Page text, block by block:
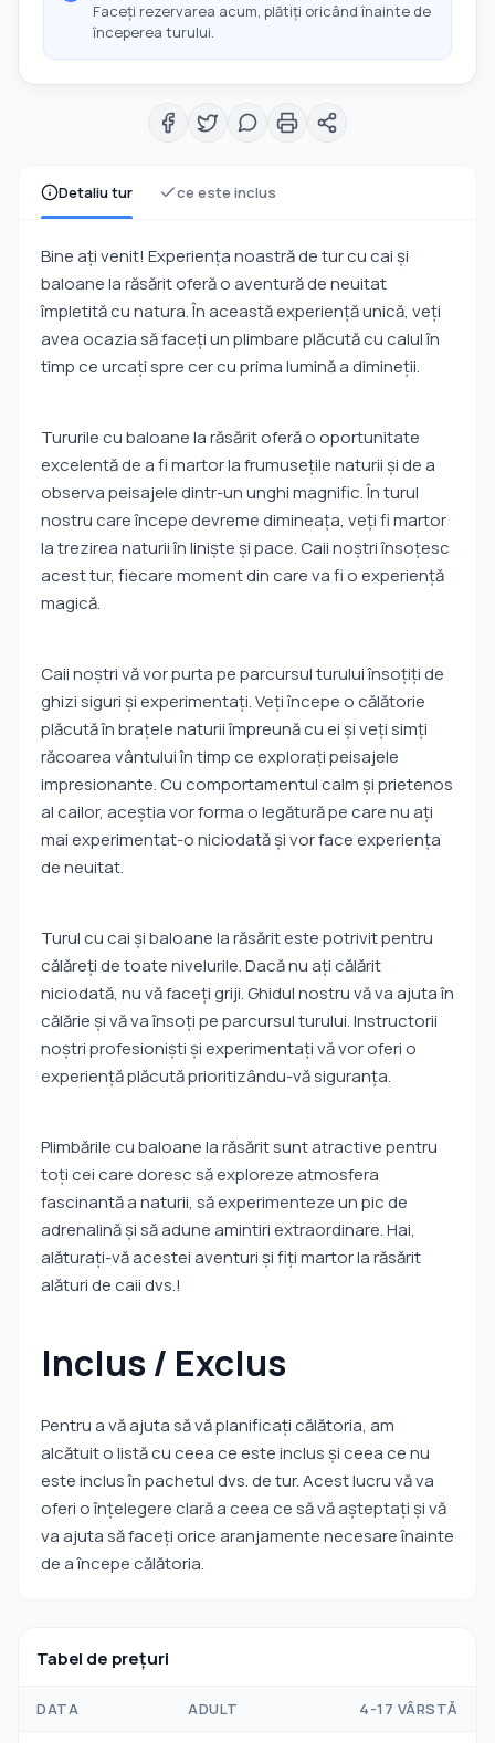
Detaliu tur ce este inclus
Bine ați venit! Experiența noastră de tur cu cai și
baloane la răsărit oferă o aventură de neuitat
împletită cu natura. În această experiență unică, veți
avea ocazia să faceți un plimbare plăcută cu calul în
timp ce urcați spre cer cu prima lumină a dimineții.
Tururile cu baloane la răsărit oferă o oportunitate
excelentă de a fi martor la frumusețile naturii și de a
observa peisajele dintr-un unghi magnific. În turul
nostru care începe devreme dimineața, veți fi martor
la trezirea naturii în liniște și pace. Caii noștri însoțesc
acest tur, fiecare moment din care va fi o experiență
magică.
Caii noștri vă vor purta pe parcursul turului însoțiți de
ghizi siguri și experimentați. Veți începe o călătorie
plăcută în brațele naturii împreună cu ei și veți simți
răcoarea vântului în timp ce explorați peisajele
impresionante. Cu comportamentul calm și prietenos
al cailor, aceștia vor forma o legătură pe care nu ați
mai experimentat-o niciodată și vor face experiența
de neuitat.
Turul cu cai și baloane la răsărit este potrivit pentru
călăreți de toate nivelurile. Dacă nu ați călărit
niciodată, nu vă faceți griji. Ghidul nostru vă va ajuta în
călărie și vă va însoți pe parcursul turului. Instructorii
noștri profesioniști și experimentați vă vor oferi o
experiență plăcută prioritizându-vă siguranța.
Plimbările cu baloane la răsărit sunt atractive pentru
toți cei care doresc să exploreze atmosfera
fascinantă a naturii, să experimenteze un pic de
adrenalină și să adune amintiri extraordinare. Hai,
alăturați-vă acestei aventuri și fiți martor la răsărit
alături de caii dvs.!
Inclus / Exclus
Pentru a vă ajuta să vă planificați călătoria, am
alcătuit o listă cu ceea ce este inclus și ceea ce nu
este inclus în pachetul dvs. de tur. Acest lucru vă va
oferi o înțelegere clară a ceea ce să vă așteptați și vă
va ajuta să faceți orice aranjamente necesare înainte
de a începe călătoria.
Tabel de prețuri
DATA ADULT 4-17 VÂRSTĂ
Faceți rezervarea acum, plătiți oricând înainte de
începerea turului.